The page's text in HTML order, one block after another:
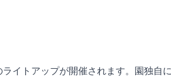
イトアップが開催されます。園独自